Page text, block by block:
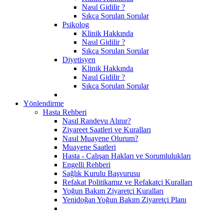
Nasıl Gidilir ?
Sıkça Sorulan Sorular
Psikolog
Klinik Hakkında
Nasıl Gidilir ?
Sıkça Sorulan Sorular
Diyetisyen
Klinik Hakkında
Nasıl Gidilir ?
Sıkça Sorulan Sorular
Yönlendirme
Hasta Rehberi
Nasıl Randevu Alınır?
Ziyareet Saatleri ve Kuralları
Nasıl Muayene Olurum?
Muayene Saatleri
Hasta - Çalışan Hakları ve Sorumlulukları
Engelli Rehberi
Sağlık Kurulu Başvurusu
Refakat Politikamız ve Refakatçi Kuralları
Yoğun Bakım Ziyaretçi Kuralları
Yenidoğan Yoğun Bakım Ziyaretçi Planı